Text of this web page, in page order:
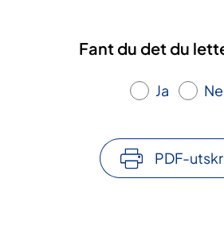
Fant du det du
Ja
PDF-